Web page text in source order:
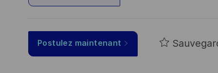
Postulez maintenant